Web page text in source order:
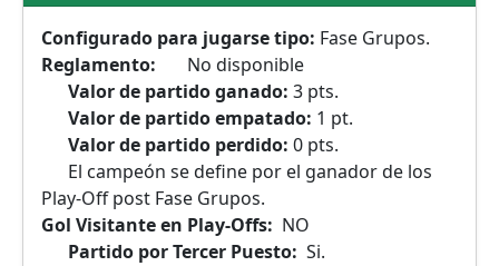
Configurado para jugarse tipo: Fase Grupos.
Reglamento:
No disponible
Valor de partido ganado: 3 pts.
Valor de partido empatado: 1 pt.
Valor de partido perdido: 0 pts.
El campeón se define por el ganador de los
Play-Off post Fase Grupos.
Gol Visitante en Play-Offs: NO
Partido por Tercer Puesto: Si.